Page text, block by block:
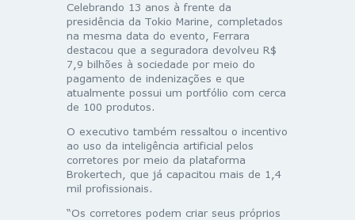
Celebrando 13 anos à frente da
presidência da Tokio Marine, completados
na mesma data do evento, Ferrara
destacou que a seguradora devolveu R$
7,9 bilhões à sociedade por meio do
pagamento de indenizações e que
atualmente possui um portfólio com cerca
de 100 produtos.
O executivo também ressaltou o incentivo
ao uso da inteligência artificial pelos
corretores por meio da plataforma
Brokertech, que já capacitou mais de 1,4
mil profissionais.
“Os corretores podem criar seus próprios